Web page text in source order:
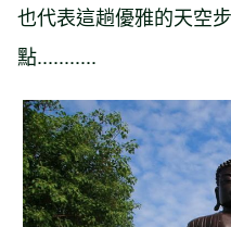
也代表這趟優雅的天空
點...........